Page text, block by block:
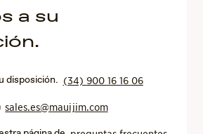
a su
disposición. (34) 900 16 16 06
sales.es@mauijim.com